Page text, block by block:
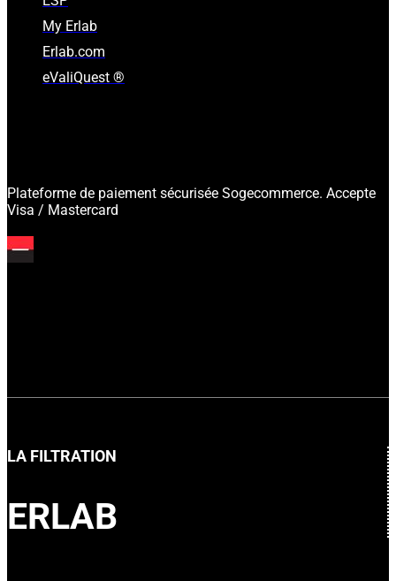
My Erlab
Erlab.com
eValiQuest ®
Plateforme de paiement sécurisée Sogecommerce. Accepte
Visa / Mastercard
LA FILTRATION
ERLAB